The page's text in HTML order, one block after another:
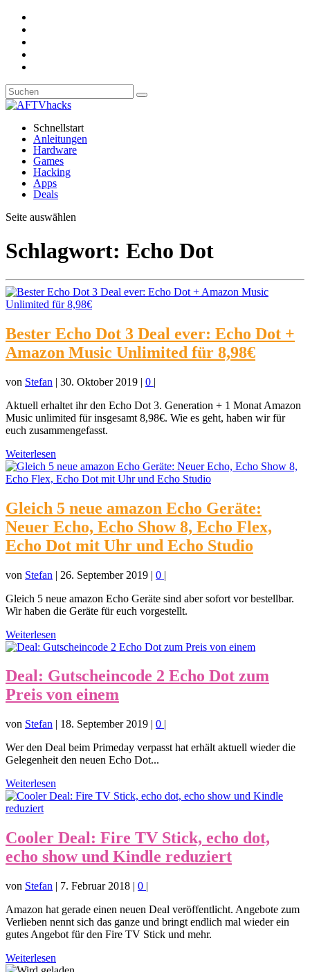
Schnellstart
Anleitungen
Hardware
Games
Hacking
Apps
Deals
Seite auswählen
Schlagwort: Echo Dot
Bester Echo Dot 3 Deal ever: Echo Dot +
Amazon Music Unlimited für 8,98€
von Stefan | 30. Oktober 2019 | 0 |
Aktuell erhaltet ihr den Echo Dot 3. Generation + 1 Monat Amazon
Music unlimited für insgesamt 8,98€. Wie es geht, haben wir für
euch zusammengefasst.
Weiterlesen
Gleich 5 neue amazon Echo Geräte:
Neuer Echo, Echo Show 8, Echo Flex,
Echo Dot mit Uhr und Echo Studio
von Stefan | 26. September 2019 | 0 |
Gleich 5 neue amazon Echo Geräte sind aber sofort vor bestellbar.
Wir haben die Geräte für euch vorgestellt.
Weiterlesen
Deal: Gutscheincode 2 Echo Dot zum
Preis von einem
von Stefan | 18. September 2019 | 0 |
Wer den Deal beim Primeday verpasst hat erhält aktuell wieder die
Gelegenheit den neuen Echo Dot...
Weiterlesen
Cooler Deal: Fire TV Stick, echo dot,
echo show und Kindle reduziert
von Stefan | 7. Februar 2018 | 0 |
Amazon hat gerade einen neuen Deal veröffentlicht. Angebote zum
Verlieben nennt sich das ganze und bringt endlich mal wieder ein
gutes Angebot für den Fire TV Stick und mehr.
Weiterlesen